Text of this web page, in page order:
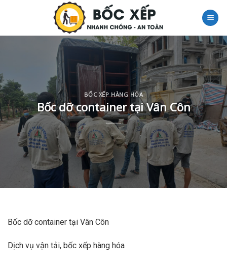
BỐC XẾP HÀNG HÓA
Bốc dỡ container tại Vân Côn
Bốc dỡ container tại Vân Côn
Dịch vụ vận tải, bốc xếp hàng hóa